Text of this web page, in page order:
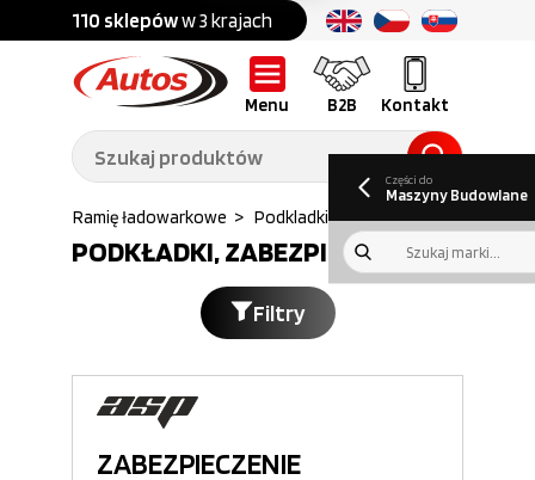
110 sklepóww 3 krajach Ponad 700 marek
Menu B2B Kontakt
Części do:
Ciężarówek,
przyczep,
naczep
Części do:
budowlanych
B2BGaleria
Oferty pracy
kwartalny
Części do
Maszyny Budowlane
Ramię ładowarkowe > Podkladki zabezpieczenia...
PODKŁADKI, ZABEZPIECZENIA
Filtry
ZABEZPIECZENIE